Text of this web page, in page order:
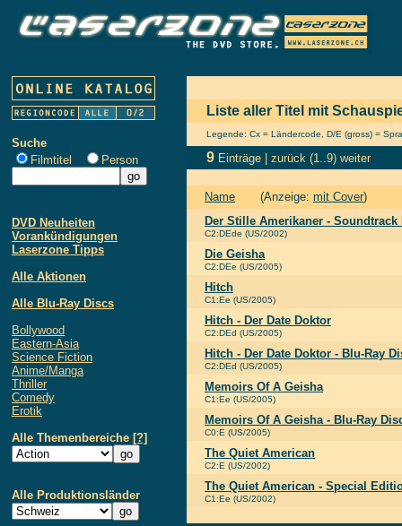
Suche
Filmtitel
Person
DVD Neuheiten
Vorankündigungen
Laserzone Tipps
Alle Aktionen
Alle Blu-Ray Discs
Bollywood
Eastern-Asia
Science Fiction
Anime/Manga
Thriller
Comedy
Erotik
Alle Themenbereiche [?]
Alle Produktionsländer
Liste aller Titel mit
Legende: Cx = Ländercode, D/E (gross) =
9 Einträge | zurück (1..9) weiter
Name (Anzeige: mit Cover)
Der Stille Amerikaner -
C2:DEde (US/2002)
Die Geisha
C2:DEe (US/2005)
Hitch
C1:Ee (US/2005)
Hitch - Der Date Doktor
C2:DEd (US/2005)
Hitch - Der Date Doktor - Blu-Ray
C2:DEd (US/2005)
Memoirs Of A Geisha
C1:Ee (US/2005)
Memoirs Of A Geisha - Blu-Ray
C0:E (US/2005)
The Quiet American
C2:E (US/2002)
The Quiet American - Special
C1:Ee (US/2002)